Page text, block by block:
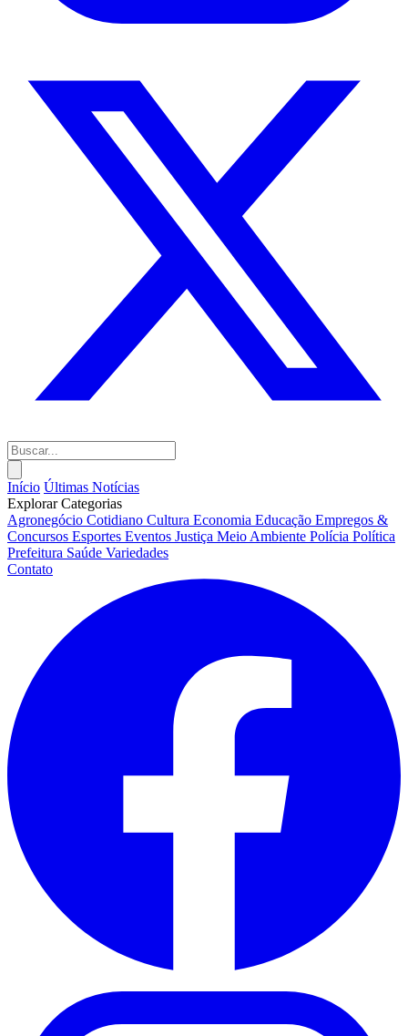
Início Últimas Notícias
Explorar Categorias
Agronegócio Cotidiano Cultura Economia Educação Empregos &
Concursos Esportes Eventos Justiça Meio Ambiente Polícia Política
Prefeitura Saúde Variedades
Contato